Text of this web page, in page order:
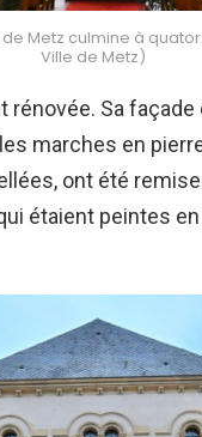
Metz culmine à
Ville de Metz)
rénovée. Sa façade
marches en
ont été
étaient peintes